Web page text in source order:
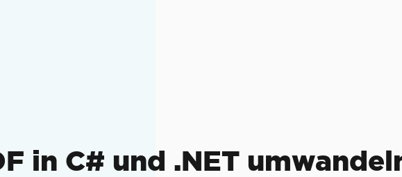
in C# und .NET